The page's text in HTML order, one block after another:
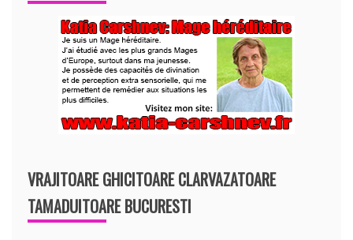
VRAJITOARE GHICITOARE CLARVAZATOARE
TAMADUITOARE BUCURESTI